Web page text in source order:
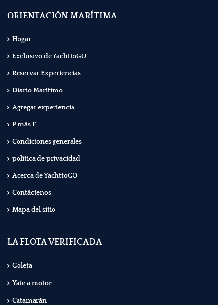
ORIENTACIÓN MARÍTIMA
Hogar
Exclusivo de YachttoGO
Reservar Experiencias
Diario Marítimo
Agregar experiencia
P más F
Condiciones generales
política de privacidad
Acerca de YachttoGO
Contáctenos
Mapa del sitio
LA FLOTA VERIFICADA
Goleta
Yate a motor
Catamarán